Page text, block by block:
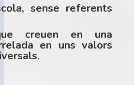
sense referents
creuen en una
en uns valors